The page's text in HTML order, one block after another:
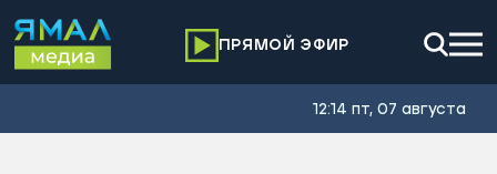
ПРЯМОЙ ЭФИР
12:14 пт, 07 августа